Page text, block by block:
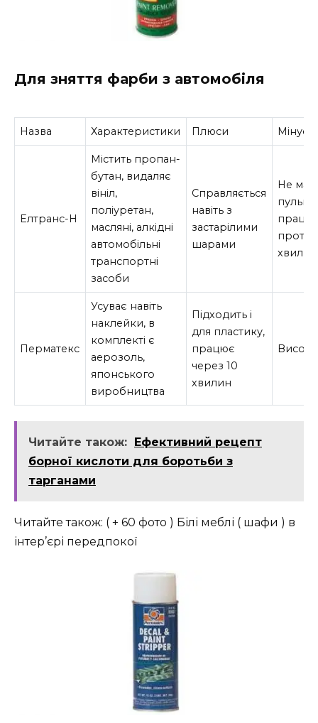
Для зняття фарби з автомобіля
Назва Характеристики Плюси Мінуси
Елтранс-Н
Містить пропан-
бутан, видаляє
вініл,
поліуретан,
масляні, алкідні
автомобільні
транспортні
засоби
Справляється
навіть з
застарілими
шарами
Не має
хвилин
Перматекс
Усуває навіть
наклейки, в
комплекті є
аерозоль,
японського
виробництва
Підходить і
для пластику,
працює
через 10
хвилин
Висока
Читайте також: Ефективний рецепт
борної кислоти для боротьби з
тарганами
Читайте також: ( + 60 фото ) Білі меблі ( шафи ) в
інтер’єрі передпокої